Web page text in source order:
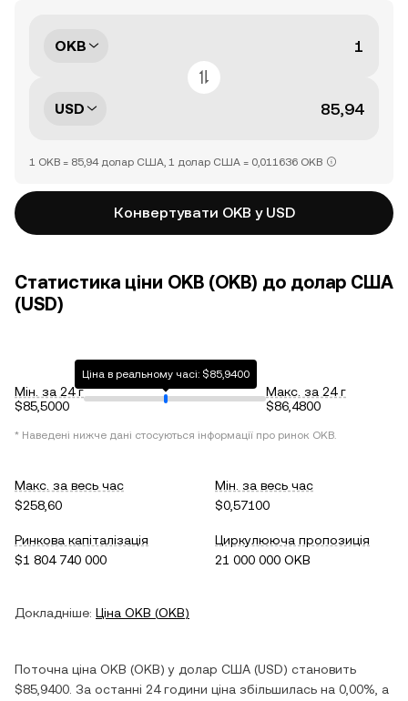
OKB
USD
1 OKB = 85,94 долар США, 1 долар США = 0,011636 OKB
Конвертувати OKB у USD
Статистика ціни OKB (OKB) до долар США
(USD)
Мін. за 24 г
$85,5000
Ціна в реальному часі: $85,9400
Макс. за 24 г
$86,4800
* Наведені нижче дані стосуються інформації про ринок OKB.
Макс. за весь час
$258,60
Мін. за весь час
$0,57100
Ринкова капіталізація
$1 804 740 000
Циркулююча пропозиція
21 000 000 OKB
Докладніше: Ціна OKB (OKB)
Поточна ціна OKB (OKB) у долар США (USD) становить
$85,9400 . За останні 24 години ціна збільшилась на 0,00% , а